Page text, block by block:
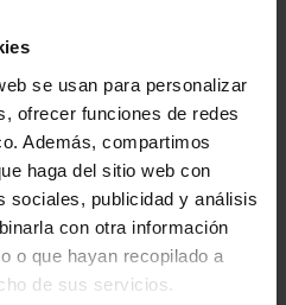
se usan para personalizar
ofrecer funciones de redes
Además, compartimos
haga del sitio web con
sociales, publicidad y análisis
con otra información
o que hayan recopilado a
de sus servicios.
Montilla
LEER MÁS